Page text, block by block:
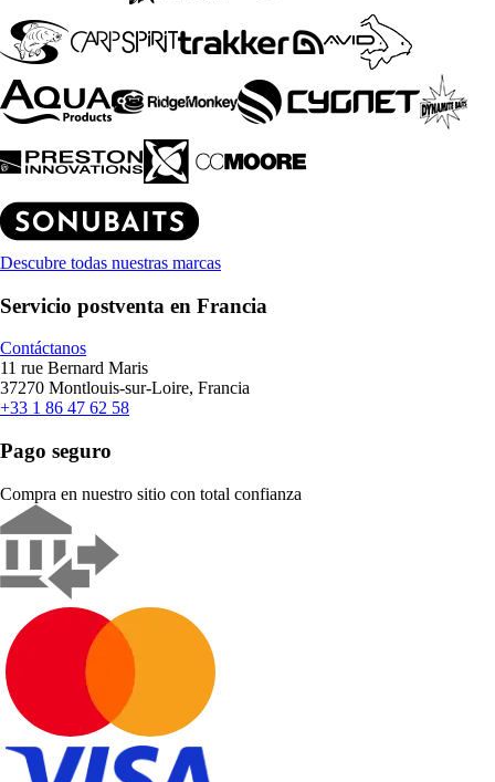
Descubre todas nuestras marcas
Servicio postventa en Francia
Contáctanos
11 rue Bernard Maris
37270 Montlouis-sur-Loire, Francia
+33 1 86 47 62 58
Pago seguro
Compra en nuestro sitio con total confianza